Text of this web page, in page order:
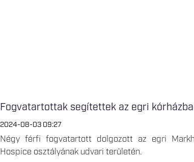
Fogvatartottak segítettek az egri
2024-08-03 09:27
Négy férfi fogvatartott dolgozott az egri
Hospice osztályának udvari területén.